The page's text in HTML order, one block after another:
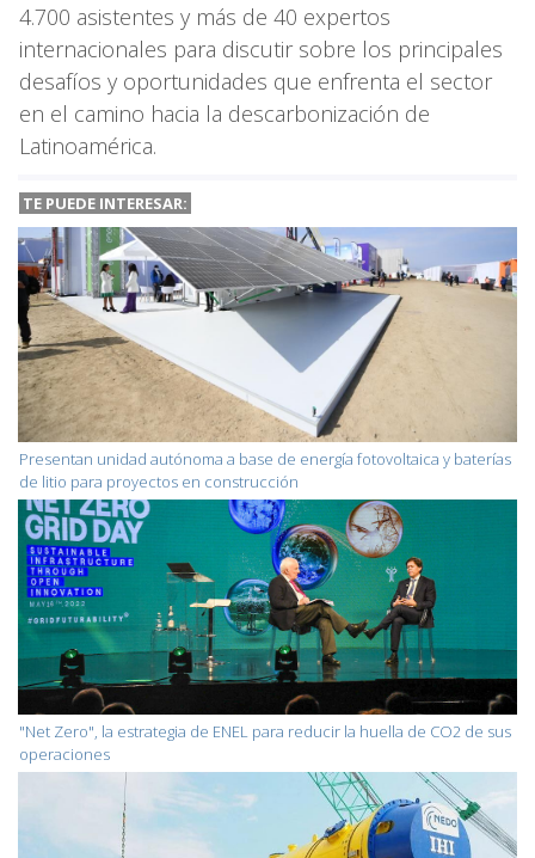
4.700 asistentes y más de 40 expertos
internacionales para discutir sobre los principales
desafíos y oportunidades que enfrenta el sector
en el camino hacia la descarbonización de
Latinoamérica.
TE PUEDE INTERESAR:
Presentan unidad autónoma a base de energía fotovoltaica y baterías
de litio para proyectos en construcción
"Net Zero", la estrategia de ENEL para reducir la huella de CO2 de sus
operaciones